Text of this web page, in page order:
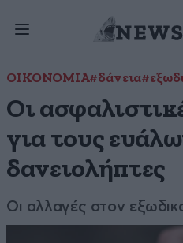
ΟΙΚΟΝΟΜΙΑ#δάνεια
Οι
για τους
δανειολήπτες
Οι αλλαγές στον